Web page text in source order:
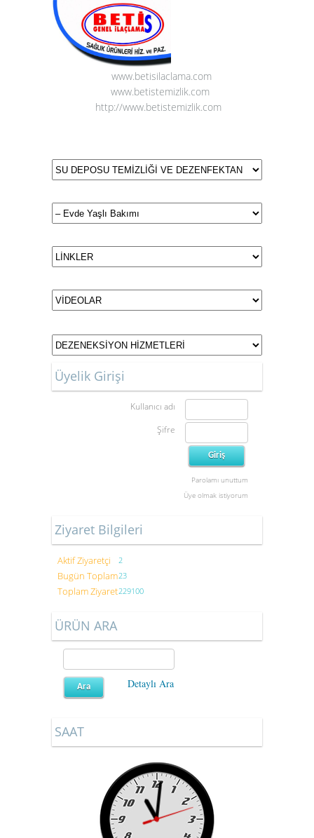
www.betisilaclama.com
www.betistemizlik.com
http://www.betistemizlik.com
Üyelik Girişi
Kullanıcı adı
Şifre
Parolamı unuttum
Üye olmak istiyorum
Ziyaret Bilgileri
Aktif Ziyaretçi 2
Bugün Toplam23
Toplam Ziyaret229100
ÜRÜN ARA
Detaylı Ara
SAAT